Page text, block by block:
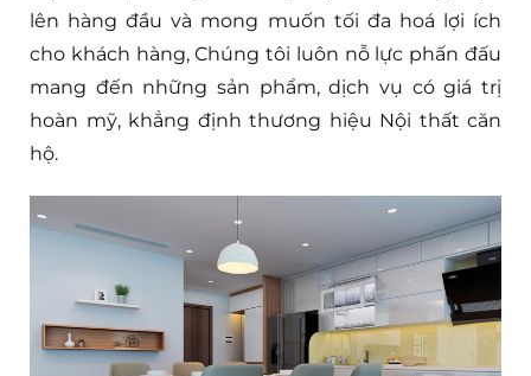
lên hàng đầu và mong muốn tối đa hoá lợi ích
cho khách hàng, Chúng tôi luôn nỗ lực phấn đấu
mang đến những sản phẩm, dịch vụ có giá trị
hoàn mỹ, khẳng định thương hiệu Nội thất căn
hộ.